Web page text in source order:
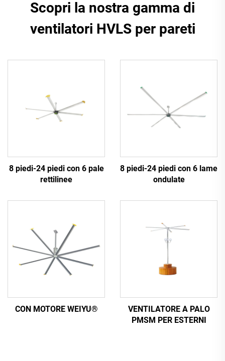
Scopri la nostra gamma di
ventilatori HVLS per pareti
8 piedi-24 piedi con 6 pale
rettilinee
8 piedi-24 piedi con 6 lame
ondulate
CON MOTORE WEIYU®
VENTILATORE A PALO
PMSM PER ESTERNI